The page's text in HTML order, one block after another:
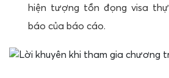
hiện tượng tồn đọng visa
báo của báo cáo.